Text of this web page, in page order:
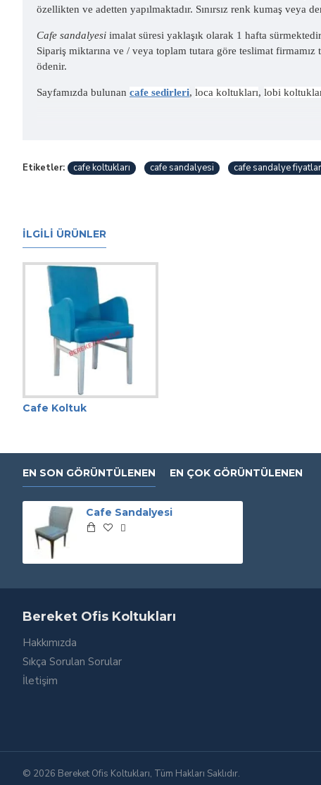
özellikten ve adetten yapılmaktadır. Sınırsız renk kumaş veya
Cafe sandalyesi imalat süresi yaklaşık olarak 1 hafta
Sipariş miktarına ve / veya toplam tutara göre teslimat firmamız
ödenir.
Sayfamızda bulunan cafe sedirleri, loca koltukları, lobi
Etiketler: cafe koltukları cafe sandalyesi cafe sandalye
İLGILI ÜRÜNLER
Cafe Koltuk
EN SON GÖRÜNTÜLENEN EN ÇOK GÖRÜNTÜLENEN
Cafe Sandalyesi
Bereket Ofis Koltukları
Hakkımızda
Sıkça Sorulan Sorular
İletişim
© 2026 Bereket Ofis Koltukları, Tüm Hakları Saklıdır.